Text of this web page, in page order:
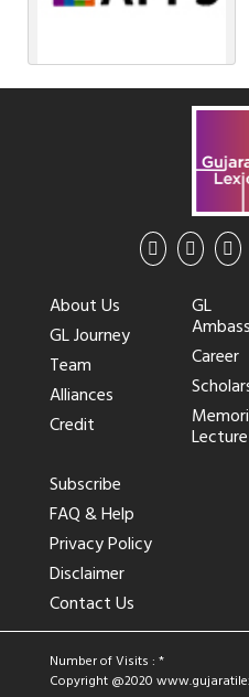
About Us
GL Journey
Team
Alliances
Credit
GL
Career
Lecture
Subscribe
FAQ & Help
Privacy Policy
Disclaimer
Contact Us
Number of Visits : *
Copyright @2020